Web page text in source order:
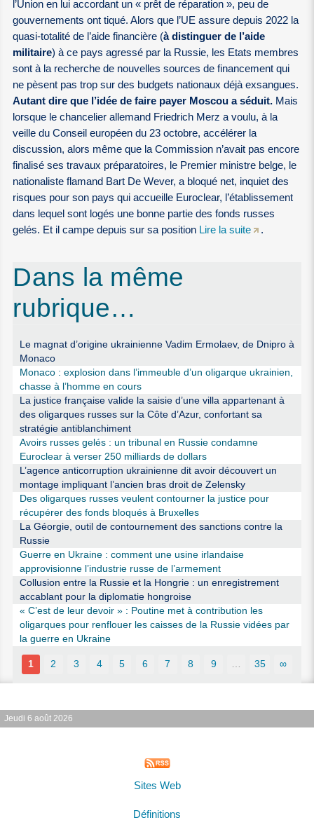
l’Union en lui accordant un « prêt de réparation », peu de
gouvernements ont tiqué. Alors que l’UE assure depuis 2022 la
quasi-totalité de l’aide financière (à distinguer de l’aide
militaire) à ce pays agressé par la Russie, les Etats membres
sont à la recherche de nouvelles sources de financement qui
ne pèsent pas trop sur des budgets nationaux déjà exsangues.
Autant dire que l’idée de faire payer Moscou a séduit. Mais
lorsque le chancelier allemand Friedrich Merz a voulu, à la
veille du Conseil européen du 23 octobre, accélérer la
discussion, alors même que la Commission n’avait pas encore
finalisé ses travaux préparatoires, le Premier ministre belge, le
nationaliste flamand Bart De Wever, a bloqué net, inquiet des
risques pour son pays qui accueille Euroclear, l’établissement
dans lequel sont logés une bonne partie des fonds russes
gelés. Et il campe depuis sur sa position Lire la suite .
Dans la même
rubrique…
Le magnat d’origine ukrainienne Vadim Ermolaev, de Dnipro à
Monaco
Monaco : explosion dans l’immeuble d’un oligarque ukrainien,
chasse à l’homme en cours
La justice française valide la saisie d’une villa appartenant à
des oligarques russes sur la Côte d’Azur, confortant sa
stratégie antiblanchiment
Avoirs russes gelés : un tribunal en Russie condamne
Euroclear à verser 250 milliards de dollars
L’agence anticorruption ukrainienne dit avoir découvert un
montage impliquant l’ancien bras droit de Zelensky
Des oligarques russes veulent contourner la justice pour
récupérer des fonds bloqués à Bruxelles
La Géorgie, outil de contournement des sanctions contre la
Russie
Guerre en Ukraine : comment une usine irlandaise
approvisionne l’industrie russe de l’armement
Collusion entre la Russie et la Hongrie : un enregistrement
accablant pour la diplomatie hongroise
« C’est de leur devoir » : Poutine met à contribution les
oligarques pour renflouer les caisses de la Russie vidées par
la guerre en Ukraine
1 2 3 4 5 6 7 8 9 … 35 ∞
Jeudi 6 août 2026
Sites Web
Définitions